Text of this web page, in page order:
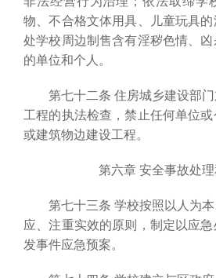
物、不合格文体用具、儿童玩具
处学校周边制售含有淫秽色情、
的单位和个人。
第七十二条 住房城乡建设部门
工程的执法检查，禁止任何单位
或建筑物边建设工程。
第六章 安全事故处理
第七十三条 学校按照以人为本
应、注重实效的原则，制定以应
发事件应急预案。